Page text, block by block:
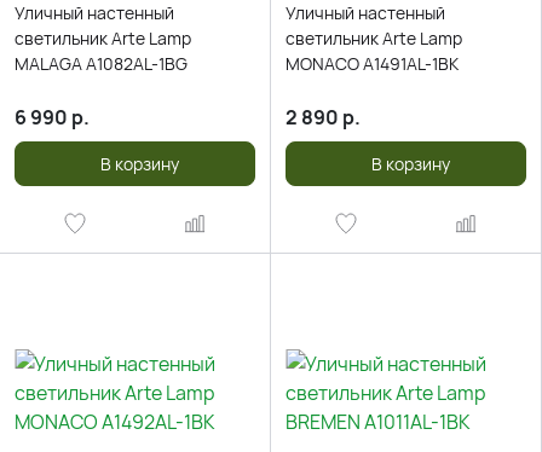
Уличный настенный
светильник Arte Lamp
MALAGA A1082AL-1BG
6 990 р.
В корзину
Уличный настенный
светильник Arte Lamp
MONACO A1491AL-1BK
2 890 р.
В корзину